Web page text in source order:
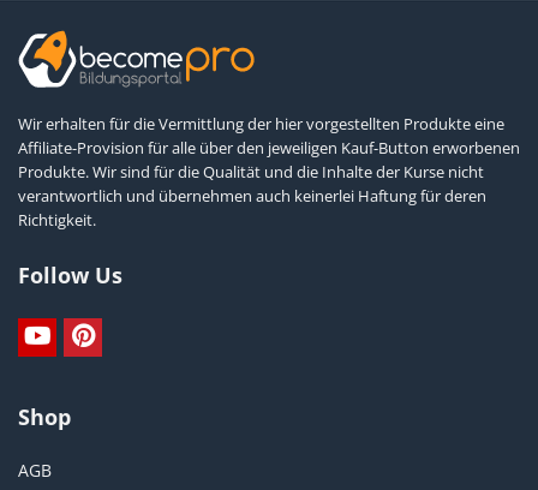
Wir erhalten für die Vermittlung der hier vorgestellten Produkte eine
Affiliate-Provision für alle über den jeweiligen Kauf-Button erworbenen
Produkte. Wir sind für die Qualität und die Inhalte der Kurse nicht
verantwortlich und übernehmen auch keinerlei Haftung für deren
Richtigkeit.
Follow Us
Shop
AGB